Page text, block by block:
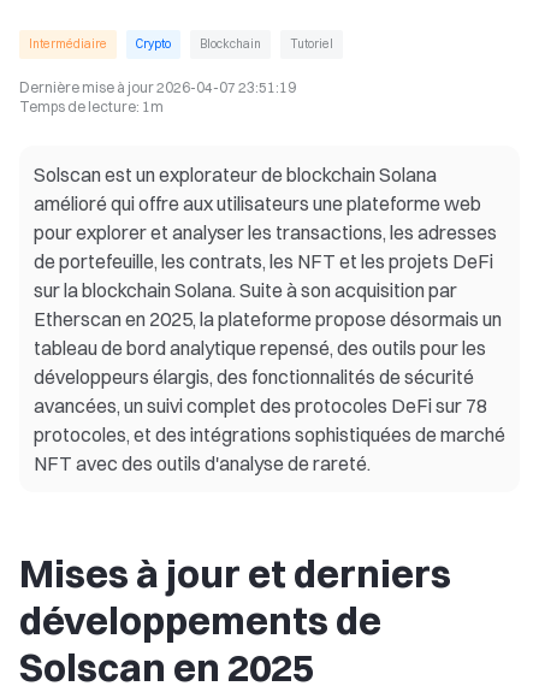
Intermédiaire Crypto Blockchain Tutoriel
Dernière mise à jour2026-04-07 23:51:19
Temps de lecture: 1m
Solscan est un explorateur de blockchain Solana
amélioré qui offre aux utilisateurs une plateforme web
pour explorer et analyser les transactions, les adresses
de portefeuille, les contrats, les NFT et les projets DeFi
sur la blockchain Solana. Suite à son acquisition par
Etherscan en 2025, la plateforme propose désormais un
tableau de bord analytique repensé, des outils pour les
développeurs élargis, des fonctionnalités de sécurité
avancées, un suivi complet des protocoles DeFi sur 78
protocoles, et des intégrations sophistiquées de marché
NFT avec des outils d'analyse de rareté.
Mises à jour et derniers
développements de
Solscan en 2025